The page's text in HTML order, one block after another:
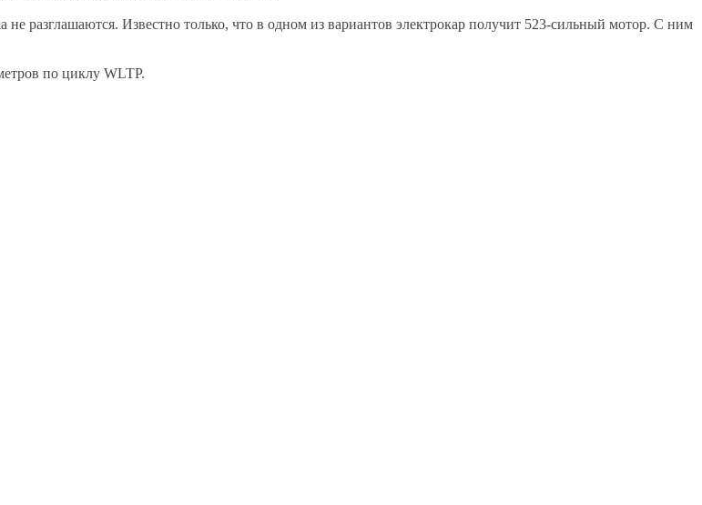
разглашаются. Известно только, что в одном из вариантов электрокар получит 523-сильный мотор. С ним
по циклу WLTP.